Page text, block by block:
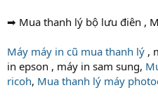
➡ Mua thanh lý bộ lưu điên ,
Máy máy in cũ mua thanh lý ,
in epson , máy in sam sung,
ricoh, Mua thanh lý máy